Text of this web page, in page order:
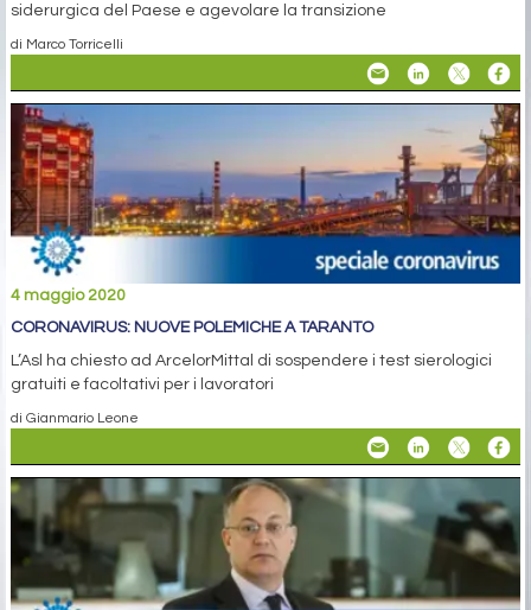
siderurgica del Paese e agevolare la transizione
di Marco Torricelli
4 maggio 2020
CORONAVIRUS: NUOVE POLEMICHE A TARANTO
L’Asl ha chiesto ad ArcelorMittal di sospendere i test sierologici
gratuiti e facoltativi per i lavoratori
di Gianmario Leone